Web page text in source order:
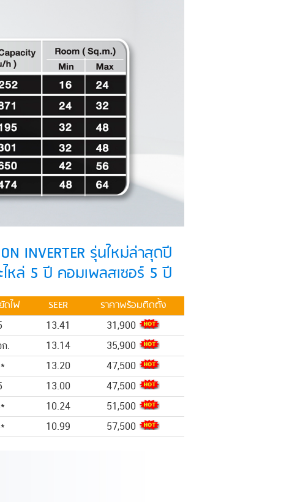
INVERTER รุ่นใหม่ล่าสุดปี
ไหล่ 5 ปี คอมเพลสเซอร์ 5 ปี
ดไฟ SEER ราคาพร้อมติดตั้ง
13.41 31,900
. 13.14 35,900
13.20 47,500
13.00 47,500
10.24 51,500
10.99 57,500